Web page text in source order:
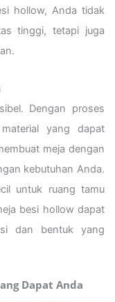
hollow, Anda tidak
tinggi, tetapi juga
Dengan proses
yang dapat
meja dengan
kebutuhan Anda.
untuk ruang tamu
besi hollow dapat
dan bentuk yang
Dapat Anda